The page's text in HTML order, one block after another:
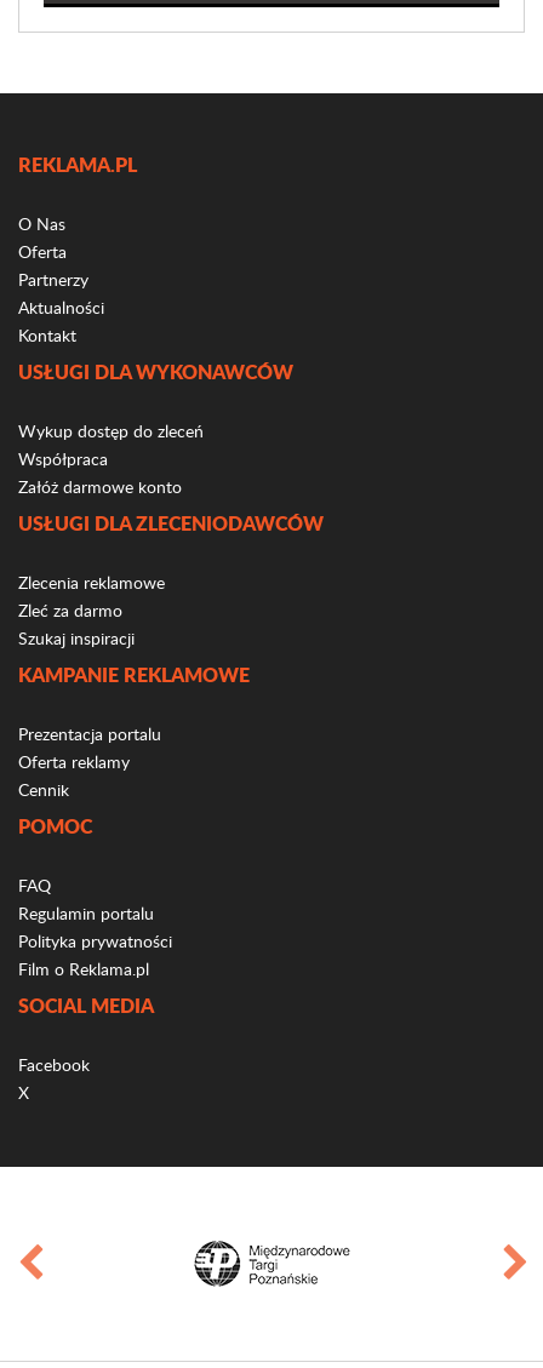
REKLAMA.PL
O Nas
Oferta
Partnerzy
Aktualności
Kontakt
USŁUGI DLA WYKONAWCÓW
Wykup dostęp do zleceń
Współpraca
Załóż darmowe konto
USŁUGI DLA ZLECENIODAWCÓW
Zlecenia reklamowe
Zleć za darmo
Szukaj inspiracji
KAMPANIE REKLAMOWE
Prezentacja portalu
Oferta reklamy
Cennik
POMOC
FAQ
Regulamin portalu
Polityka prywatności
Film o Reklama.pl
SOCIAL MEDIA
Facebook
X